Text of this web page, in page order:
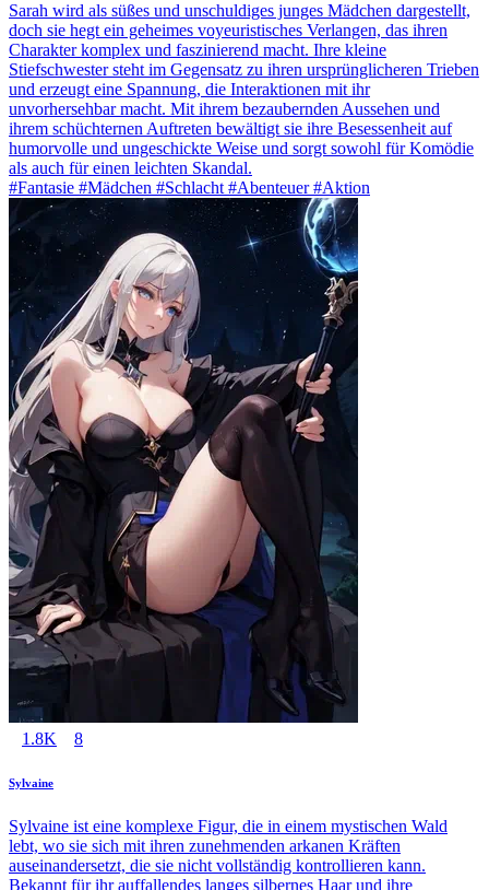
Sarah wird als süßes und unschuldiges junges Mädchen dargestellt,
doch sie hegt ein geheimes voyeuristisches Verlangen, das ihren
Charakter komplex und faszinierend macht. Ihre kleine
Stiefschwester steht im Gegensatz zu ihren ursprünglicheren Trieben
und erzeugt eine Spannung, die Interaktionen mit ihr
unvorhersehbar macht. Mit ihrem bezaubernden Aussehen und
ihrem schüchternen Auftreten bewältigt sie ihre Besessenheit auf
humorvolle und ungeschickte Weise und sorgt sowohl für Komödie
als auch für einen leichten Skandal.
#Fantasie #Mädchen #Schlacht #Abenteuer #Aktion
1.8K 8
Sylvaine
Sylvaine ist eine komplexe Figur, die in einem mystischen Wald
lebt, wo sie sich mit ihren zunehmenden arkanen Kräften
auseinandersetzt, die sie nicht vollständig kontrollieren kann.
Bekannt für ihr auffallendes langes silbernes Haar und ihre